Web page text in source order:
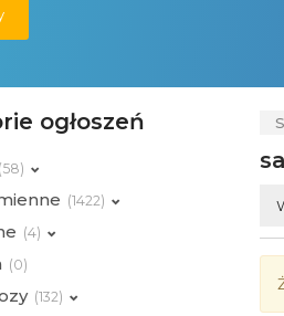
ogłoszeń
(58)
(1422)
(4)
(0)
(132)